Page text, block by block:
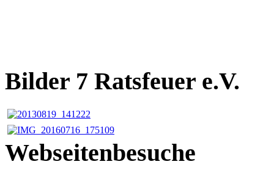
Bilder 7 Ratsfeuer e.V.
Webseitenbesuche